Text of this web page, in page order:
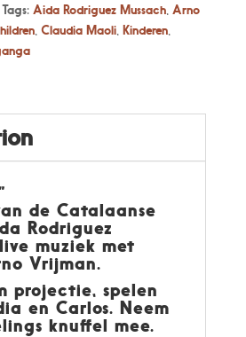
Tags: Aida Rodriguez Mussach, Arno
, Claudia Maoli, Kinderen,
de Catalaanse
Rodriguez
muziek met
Vrijman.
projectie, spelen
en Carlos. Neem
knuffel mee.